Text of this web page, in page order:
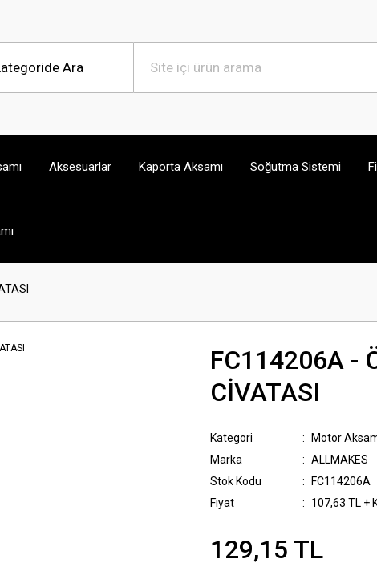
Aksesuarlar Kaporta Aksamı Soğutma Sistemi
FC114206A -
CİVATASI
Kategori
Motor
Marka
ALLMAKES
Stok Kodu
FC114206A
Fiyat
107,63 TL +
129,15 TL